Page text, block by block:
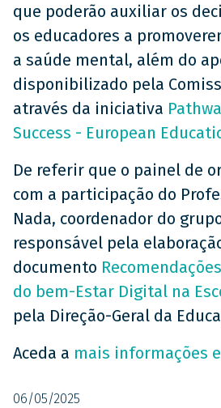
que poderão auxiliar os
os educadores a
a saúde mental, além do
disponibilizado pela
através da iniciativa
Success - European
De referir que o painel de
com a participação do
Nada, coordenador do
responsável pela
documento
do bem-Estar Digital na
pela Direção-Geral da
Aceda a mais informações
06/05/2025